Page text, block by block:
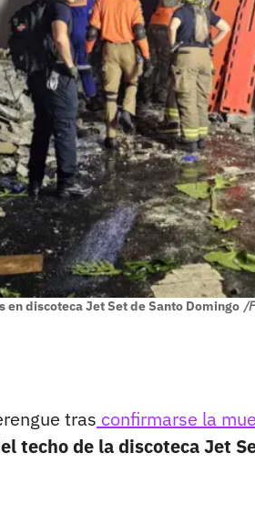
en discoteca Jet Set de Santo Domingo /
tras confirmarse la
techo de la discoteca Jet